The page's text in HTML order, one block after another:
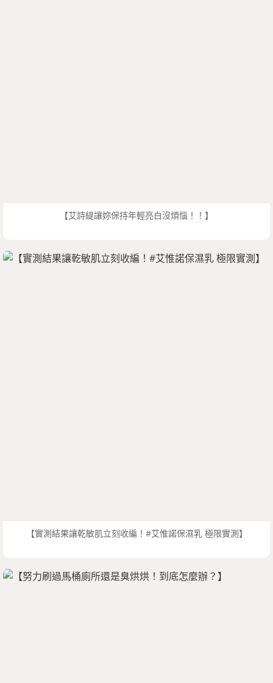
【艾詩緹讓妳保持年輕亮白沒煩惱！！】
【實測結果讓乾敏肌立刻收編！#艾惟諾保濕乳 極限實測】